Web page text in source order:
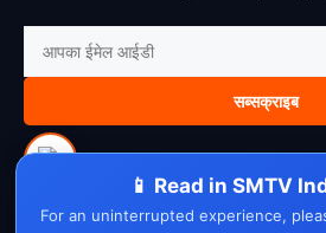
सब्सक्राइब
About UsContact Us Disclaimer
📱 Read in SMTV
For an uninterrupted experience,